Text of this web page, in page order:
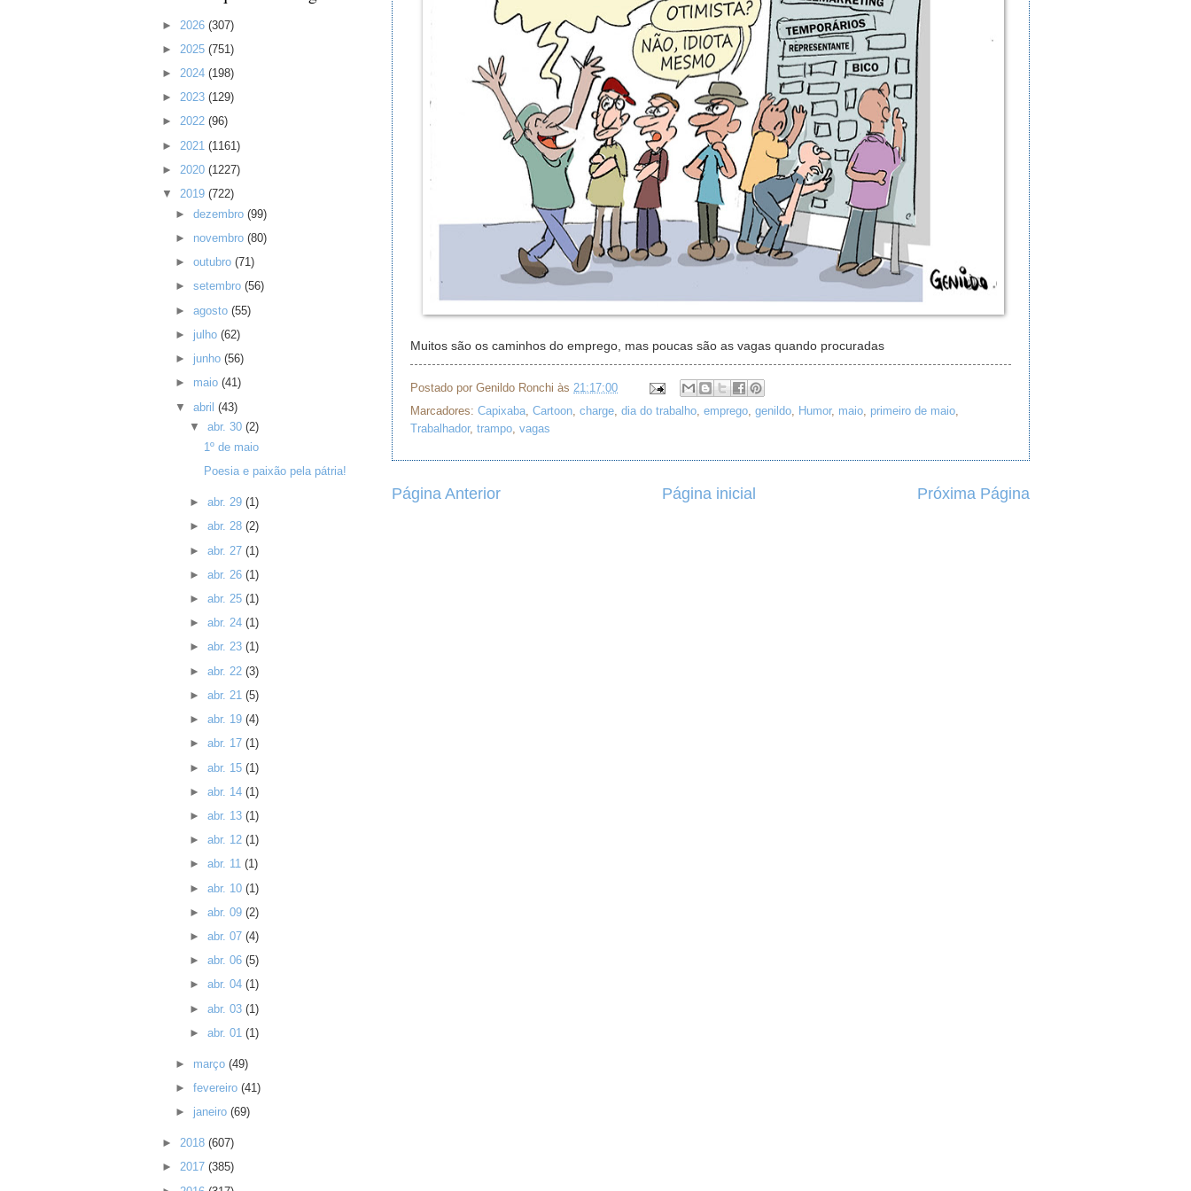
Muitos são os caminhos do emprego, mas poucas são as vagas quando procuradas
Postado por Genildo Ronchi às 21:17:00
Marcadores: Capixaba, Cartoon, charge, dia do trabalho, emprego, genildo, Humor, maio, primeiro de maio,
Trabalhador, trampo, vagas
Página Anterior Próxima Página
Página inicial
► 2026 (307)
► 2025 (751)
► 2024 (198)
► 2023 (129)
► 2022 (96)
► 2021 (1161)
► 2020 (1227)
▼ 2019 (722)
►dezembro(99)
► novembro(80)
►outubro(71)
►setembro(56)
►agosto(55)
► julho(62)
► junho(56)
► maio(41)
▼abril(43)
▼ abr. 30 (2)
1º de maio
Poesia e paixão pela pátria!
► abr. 29 (1)
► abr. 28 (2)
► abr. 27 (1)
► abr. 26 (1)
► abr. 25 (1)
► abr. 24 (1)
► abr. 23 (1)
► abr. 22 (3)
► abr. 21 (5)
► abr. 19 (4)
► abr. 17 (1)
► abr. 15 (1)
► abr. 14 (1)
► abr. 13 (1)
► abr. 12 (1)
► abr. 11 (1)
► abr. 10 (1)
► abr. 09 (2)
► abr. 07 (4)
► abr. 06 (5)
► abr. 04 (1)
► abr. 03 (1)
► abr. 01 (1)
► março(49)
►fevereiro(41)
► janeiro(69)
► 2018 (607)
► 2017 (385)